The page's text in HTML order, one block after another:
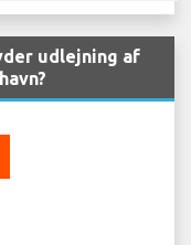
udlejning af